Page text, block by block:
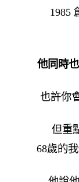
1985
他同時
也許你
但重
68歲的